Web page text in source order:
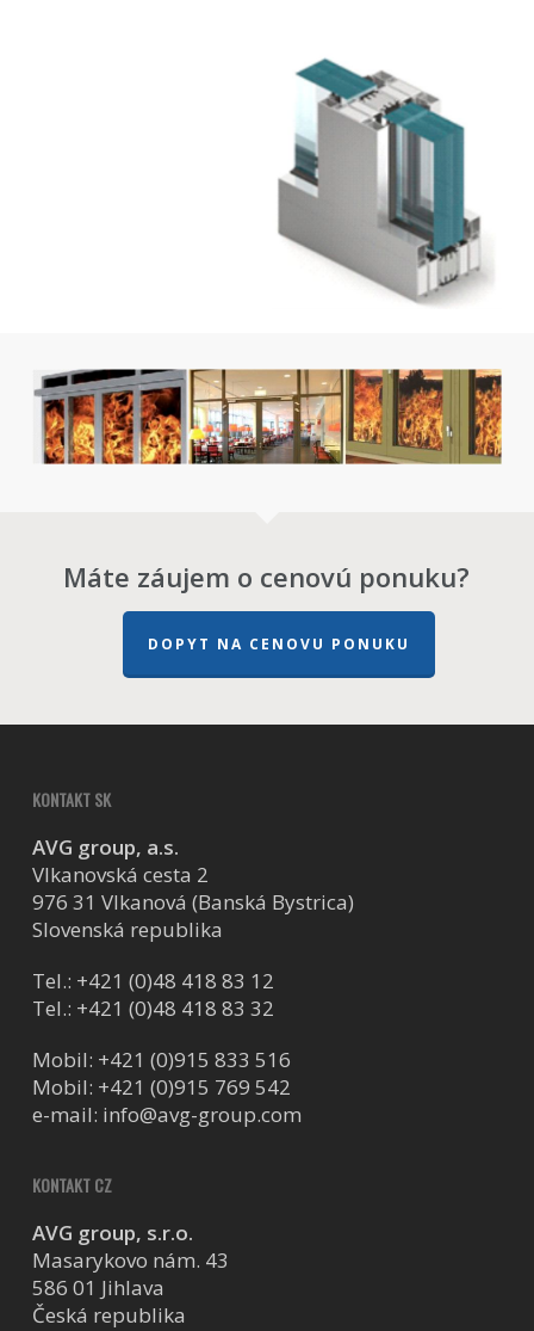
Máte záujem o cenovú ponuku?
DOPYT NA CENOVU PONUKU
KONTAKT SK
AVG group, a.s.
Vlkanovská cesta 2
976 31 Vlkanová (Banská Bystrica)
Slovenská republika
Tel.: +421 (0)48 418 83 12
Tel.: +421 (0)48 418 83 32
Mobil: +421 (0)915 833 516
Mobil: +421 (0)915 769 542
e-mail: info@avg-group.com
KONTAKT CZ
AVG group, s.r.o.
Masarykovo nám. 43
586 01 Jihlava
Česká republika